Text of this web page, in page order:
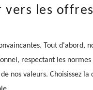
les
Tout d'abord,
respectant les
nos valeurs. Choisissez la